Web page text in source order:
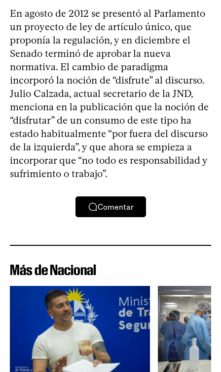
En agosto de 2012 se presentó al Parlamento
un proyecto de ley de artículo único, que
proponía la regulación, y en diciembre el
Senado terminó de aprobar la nueva
normativa. El cambio de paradigma
incorporó la noción de “disfrute” al discurso.
Julio Calzada, actual secretario de la JND,
menciona en la publicación que la noción de
“disfrutar” de un consumo de este tipo ha
estado habitualmente “por fuera del discurso
de la izquierda”, y que ahora se empieza a
incorporar que “no todo es responsabilidad y
sufrimiento o trabajo”.
Comentar
Más de Nacional